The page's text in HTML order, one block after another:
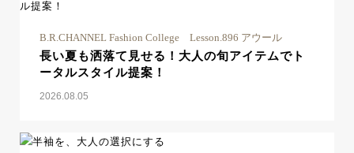
B.R.CHANNEL Fashion College Lesson.896 アウール
長い夏も洒落て見せる！大人の旬アイテムでト
ータルスタイル提案！
2026.08.05